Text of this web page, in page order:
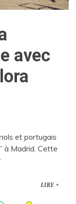
avec
et portugais
à Madrid. Cette
LIRE +